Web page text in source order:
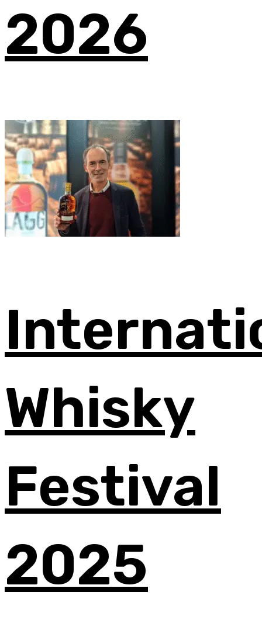
2026
Whisky
Festival
2025